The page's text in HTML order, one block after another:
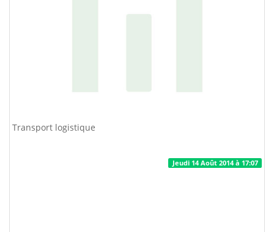
Transport logistique
Jeudi 14 Août 2014 à 17:07